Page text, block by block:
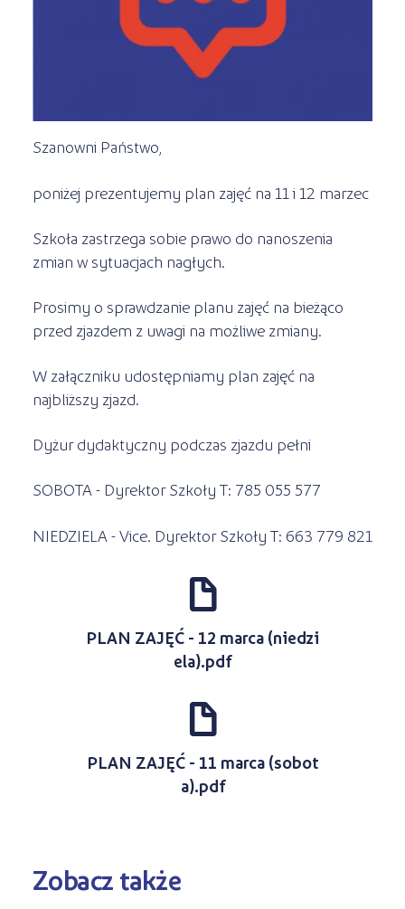
Kursy stacjonarne
s STREFA SŁUCHACZA
Szanowni Państwo,
poniżej prezentujemy plan zajęć na 11 i 12 marzec
Szkoła zastrzega sobie prawo do nanoszenia
zmian w sytuacjach nagłych.
Prosimy o sprawdzanie planu zajęć na bieżąco
przed zjazdem z uwagi na możliwe zmiany.
W załączniku udostępniamy plan zajęć na
najbliższy zjazd.
Dyżur dydaktyczny podczas zjazdu pełni
SOBOTA - Dyrektor Szkoły T: 785 055 577
NIEDZIELA - Vice. Dyrektor Szkoły T: 663 779 821
d
PLAN ZAJĘĆ - 12 marca (niedzi
ela).pdf
d
PLAN ZAJĘĆ - 11 marca (sobot
a).pdf
Zobacz także